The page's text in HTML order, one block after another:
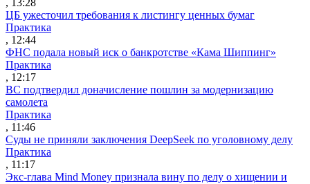
ЦБ ужесточил требования к листингу ценных бумаг
Практика
, 12:44
ФНС подала новый иск о банкротстве «Кама Шиппинг»
Практика
, 12:17
ВС подтвердил доначисление пошлин за модернизацию
самолета
Практика
, 11:46
Суды не приняли заключения DeepSeek по уголовному делу
Практика
, 11:17
Экс-глава Mind Money признала вину по делу о хищении и